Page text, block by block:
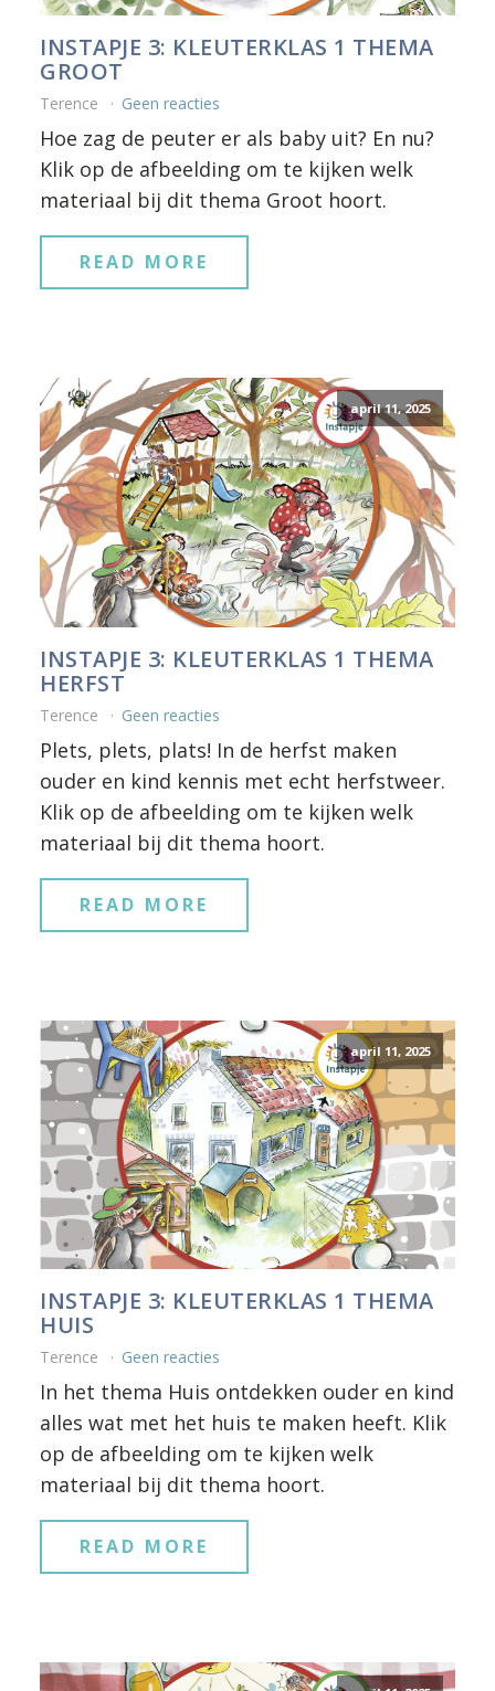
INSTAPJE 3: KLEUTERKLAS 1 THEMA
GROOT
Terence Geen reacties
Hoe zag de peuter er als baby uit? En nu?
Klik op de afbeelding om te kijken welk
materiaal bij dit thema Groot hoort.
READ MORE
april 11, 2025
INSTAPJE 3: KLEUTERKLAS 1 THEMA
HERFST
Terence Geen reacties
Plets, plets, plats! In de herfst maken
ouder en kind kennis met echt herfstweer.
Klik op de afbeelding om te kijken welk
materiaal bij dit thema hoort.
READ MORE
april 11, 2025
INSTAPJE 3: KLEUTERKLAS 1 THEMA
HUIS
Terence Geen reacties
In het thema Huis ontdekken ouder en kind
alles wat met het huis te maken heeft. Klik
op de afbeelding om te kijken welk
materiaal bij dit thema hoort.
READ MORE